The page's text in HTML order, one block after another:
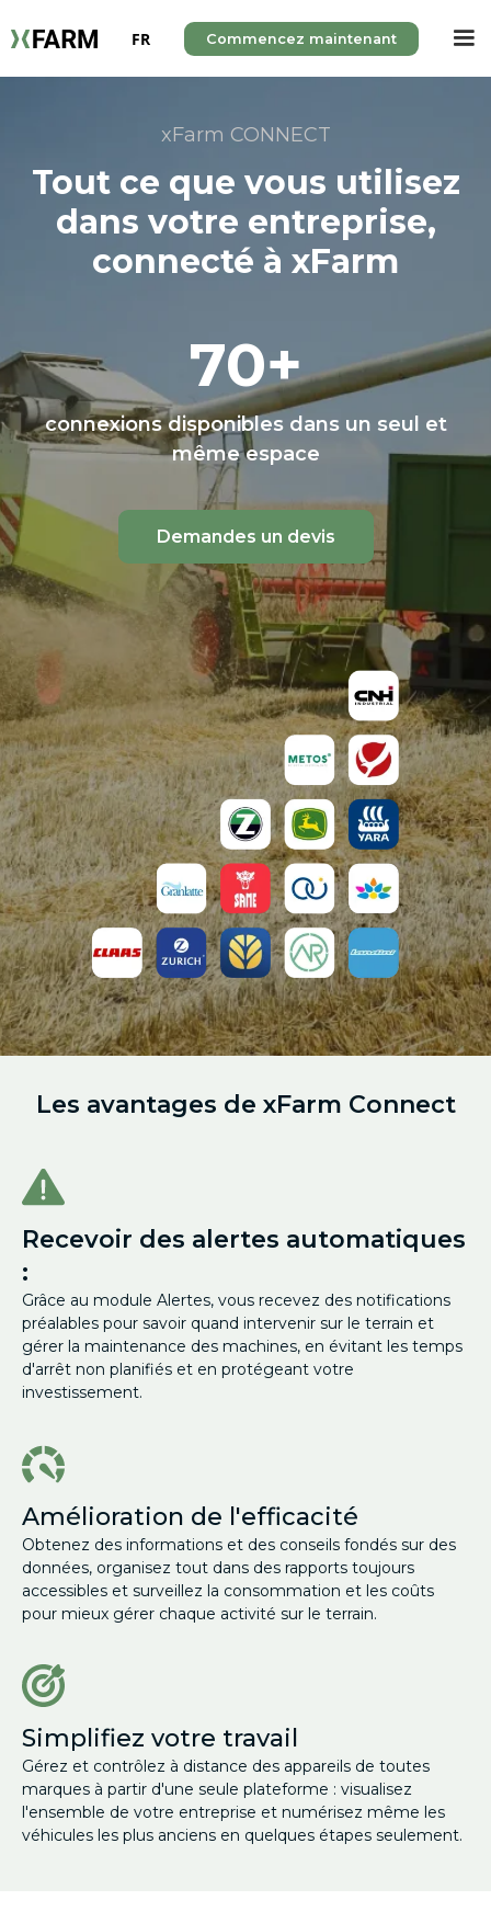
FR Commencez maintenant
xFarm CONNECT
Tout ce que vous utilisez
dans votre entreprise,
connecté à xFarm
70+
connexions disponibles dans un seul et
même espace
Demandes un devis
Les avantages de xFarm Connect
Recevoir des alertes automatiques
:
Grâce au module Alertes, vous recevez des notifications
préalables pour savoir quand intervenir sur le terrain et
gérer la maintenance des machines, en évitant les temps
d'arrêt non planifiés et en protégeant votre
investissement.
Amélioration de l'efficacité
Obtenez des informations et des conseils fondés sur des
données, organisez tout dans des rapports toujours
accessibles et surveillez la consommation et les coûts
pour mieux gérer chaque activité sur le terrain.
Simplifiez votre travail
Gérez et contrôlez à distance des appareils de toutes
marques à partir d'une seule plateforme : visualisez
l'ensemble de votre entreprise et numérisez même les
véhicules les plus anciens en quelques étapes seulement.